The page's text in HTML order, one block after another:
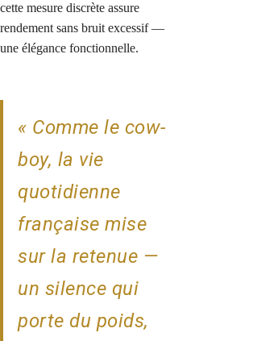
cette mesure discrète assure
rendement sans bruit excessif —
une élégance fonctionnelle.
« Comme le cow-
boy, la vie
quotidienne
française mise
sur la retenue —
un silence qui
porte du poids,